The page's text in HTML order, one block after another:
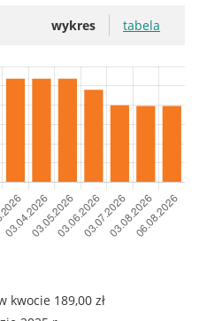
wykres tabela
kwocie 189,00 zł